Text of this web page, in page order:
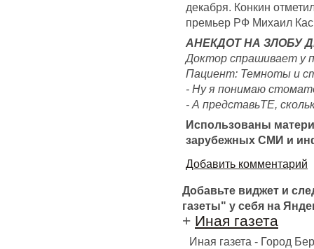
декабря. Конкин
премьер РФ Михаил
АНЕКДОТ НА ЗЛОБУ
Доктор спрашивает у
Пациент: Темноты и
- Ну я понимаю
- А представьТЕ,
Использованы
зарубежных СМИ и
Добавить комментарий
Добавьте виджет и
газеты" у себя на
+ Иная газета
Иная газета - Город